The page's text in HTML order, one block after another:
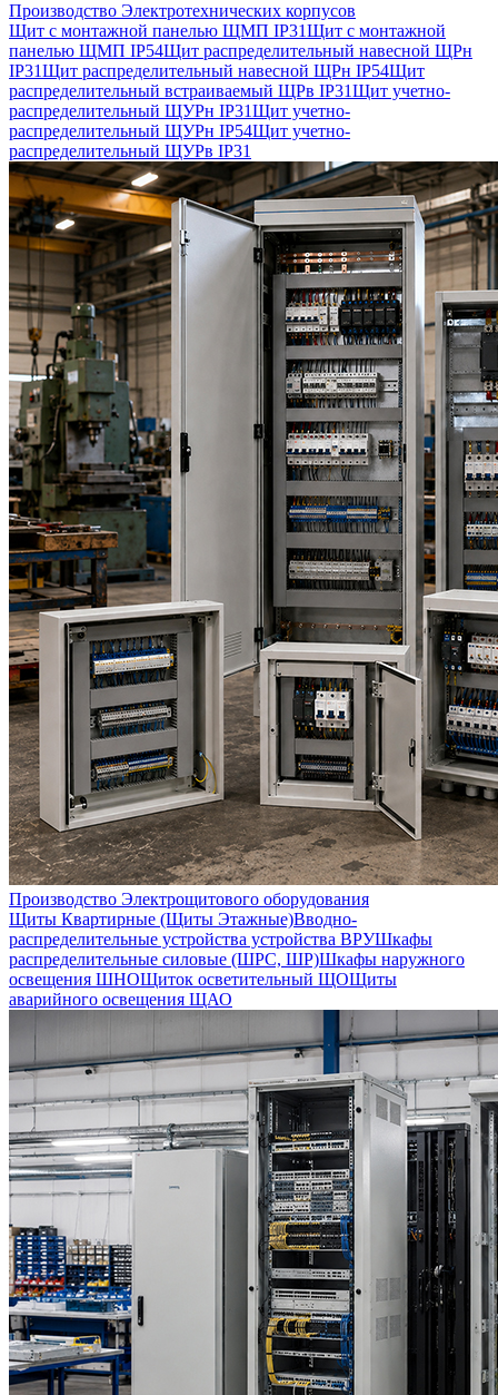
Производство Электротехнических корпусов
Щит с монтажной панелью ЩМП IP31Щит с монтажной
панелью ЩМП IP54Щит распределительный навесной ЩРн
IP31Щит распределительный навесной ЩРн IP54Щит
распределительный встраиваемый ЩРв IP31Щит учетно-
распределительный ЩУРн IP31Щит учетно-
распределительный ЩУРн IP54Щит учетно-
распределительный ЩУРв IP31
Производство Электрощитового оборудования
Щиты Квартирные (Щиты Этажные)Вводно-
распределительные устройства устройства ВРУШкафы
распределительные силовые (ШРС, ШР)Шкафы наружного
освещения ШНОЩиток осветительный ЩОЩиты
аварийного освещения ЩАО